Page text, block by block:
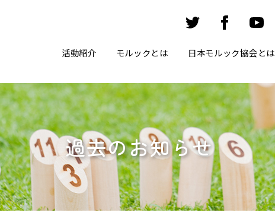
活動紹介 モルックとは 日本モルック協会とは
過去のお知らせ